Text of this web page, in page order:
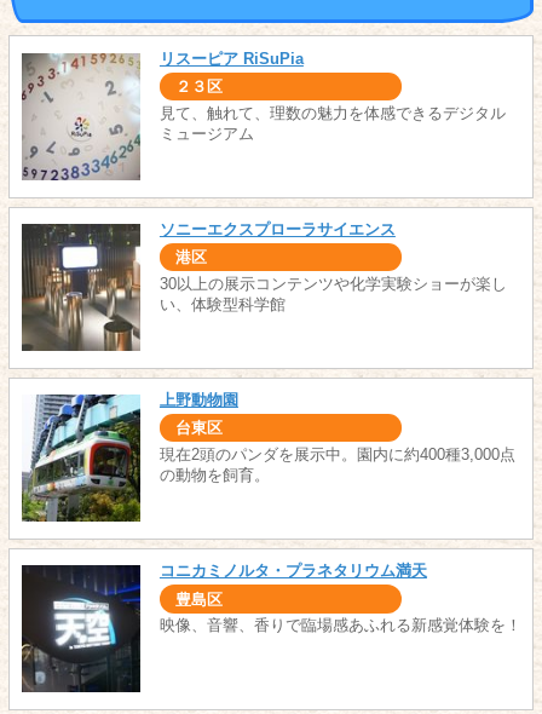
リスーピア RiSuPia
２３区
見て、触れて、理数の魅力を体感できるデジタル
ミュージアム
ソニーエクスプローラサイエンス
港区
30以上の展示コンテンツや化学実験ショーが楽し
い、体験型科学館
上野動物園
台東区
現在2頭のパンダを展示中。園内に約400種3,000点
の動物を飼育。
コニカミノルタ・プラネタリウム満天
豊島区
映像、音響、香りで臨場感あふれる新感覚体験を！